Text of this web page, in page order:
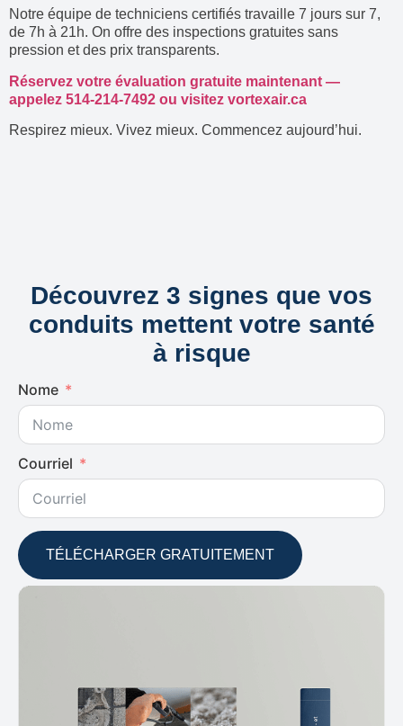
Notre équipe de techniciens certifiés travaille 7 jours sur 7,
de 7h à 21h. On offre des inspections gratuites sans
pression et des prix transparents.
Réservez votre évaluation gratuite maintenant —
appelez 514-214-7492 ou visitez vortexair.ca
Respirez mieux. Vivez mieux. Commencez aujourd’hui.
Découvrez 3 signes que vos
conduits mettent votre santé
à risque
Nome
Courriel
TÉLÉCHARGER GRATUITEMENT